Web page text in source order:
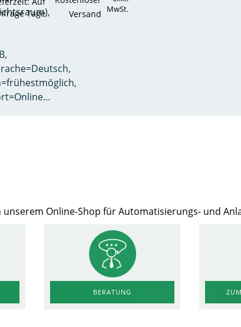
Tage
Versand
MwSt.
Online-Shop für Automatisierungs- und
BERATUNG